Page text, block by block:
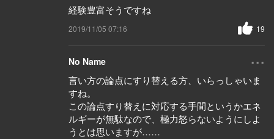
経験豊富そうですね
2019/11/05 07:16 19
No Name ...
言い方の論点にすり替える方、いらっしゃいま
すね。
この論点すり替えに対応する手間というかエネ
ルギーが無駄なので、極力怒らないようにしよ
うとは思いますが……